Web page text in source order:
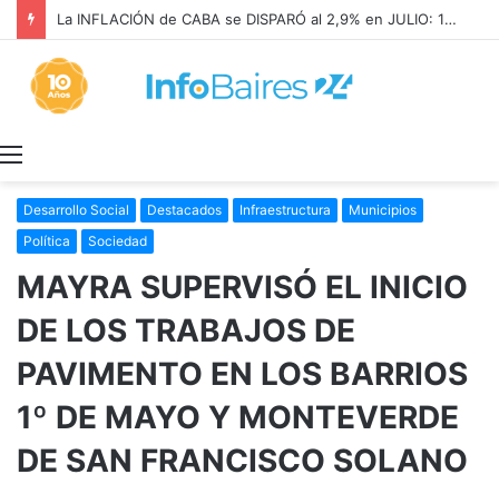
La INFLACIÓN de CABA se DISPARÓ al 2,9% en JULIO: 19,4% en 2026
Desarrollo Social Destacados Infraestructura
Municipios
Política
Sociedad
MAYRA SUPERVISÓ EL INICIO
DE LOS TRABAJOS DE
PAVIMENTO EN LOS BARRIOS
1º DE MAYO Y MONTEVERDE
DE SAN FRANCISCO SOLANO